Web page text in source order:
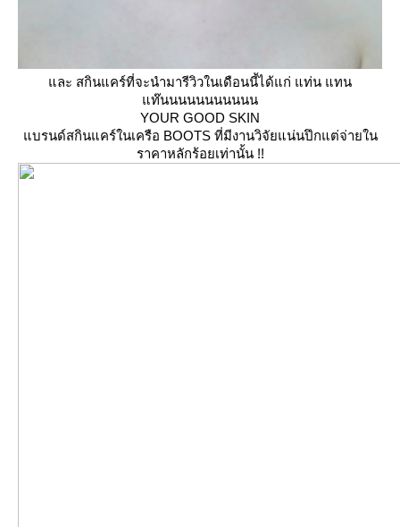
ละ สกินแคร์ที่จะนำมารีวิวในเดือนนี้ได้แก่ แท่น แทน
ท๊นนนนนนนนนนน
YOUR GOOD SKIN
บรนด์สกินแคร์ในเครือ BOOTSที่มีงานวิจัยแน่นปึกแต่จ่ายใน
ราคาหลักร้อยเท่านั้น !!